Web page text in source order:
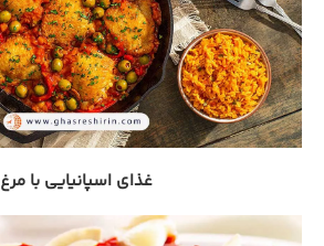
غذای اسپانیایی با مرغ